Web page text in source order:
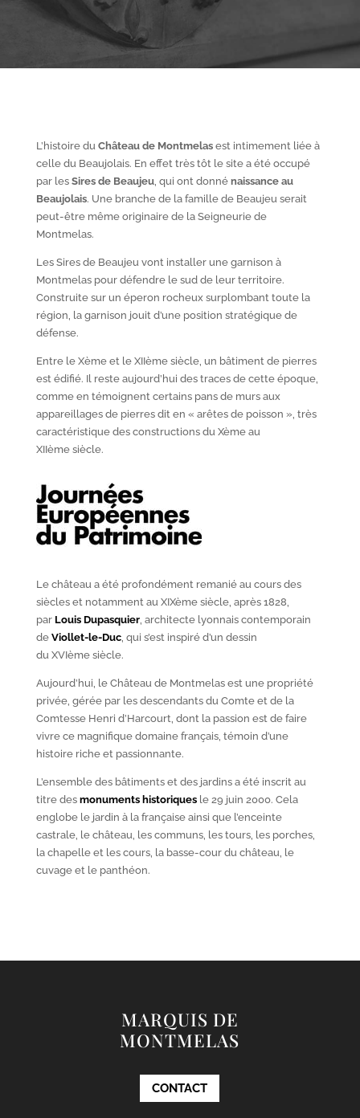
L’histoire duChâteau de Montmelasest intimement liée à
celle du Beaujolais. En effet très tôt le site a été occupé
par les Sires de Beaujeu, qui ont donné naissance au
Beaujolais. Une branche de la famille de Beaujeu serait
peut-être même originaire de la Seigneurie de
Montmelas.
Les Sires de Beaujeu vont installer une garnison à
Montmelas pour défendre le sud de leur territoire.
Construite sur un éperon rocheux surplombant toute la
région, la garnison jouit d’une position stratégique de
défense.
Entre le Xèmeet le XIIèmesiècle, un bâtiment de pierres
est édifié. Il reste aujourd’hui des traces de cette époque,
comme en témoignent certains pans de murs aux
appareillages de pierres dit en « arêtes de poisson », très
caractéristique des constructions du Xèmeau
XIIèmesiècle.
Le château a été profondément remanié au cours des
siècles et notamment au XIXèmesiècle, après 1828,
par Louis Dupasquier, architecte lyonnais contemporain
de Viollet-le-Duc, qui s’est inspiré d’un dessin
du XVIèmesiècle.
Aujourd’hui, le Château de Montmelas est une propriété
privée, gérée par les descendants du Comte et de la
Comtesse Henri d’Harcourt, dont la passion est de faire
vivre ce magnifique domaine français, témoin d’une
histoire riche et passionnante.
L’ensemble des bâtiments et des jardins a été inscrit au
titre des monuments historiquesle 29 juin 2000. Cela
englobe le jardin à la française ainsi que l’enceinte
castrale, le château, les communs, les tours, les porches,
la chapelle et les cours, la basse-cour du château, le
cuvage et le panthéon.
MARQUIS DE
MONTMELAS
CONTACT